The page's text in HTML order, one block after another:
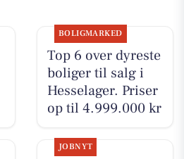
BOLIGMARKED
Top 6 over dyreste
boliger til salg i
Hesselager. Priser
op til 4.999.000 kr
JOBNYT